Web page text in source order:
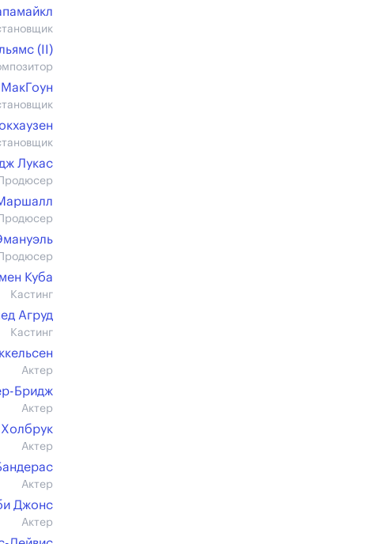
(II)
Лукас
Продюсер
Продюсер
Продюсер
Куба
Кастинг
Агруд
Кастинг
Актер
Бридж
Актер
Актер
Актер
Джонс
Актер